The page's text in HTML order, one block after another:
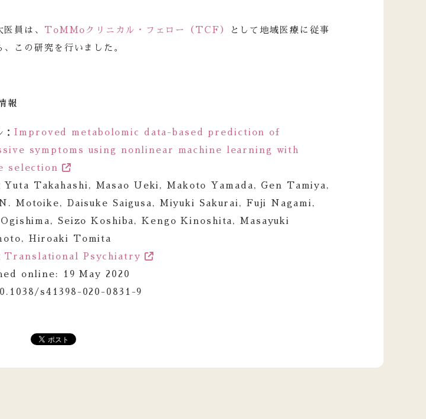
医員は、 ToMMoクリニカル・フェロー（TCF）
として地域医療に従事
、この研究を行いました。
報
：Improved metabolomic data-based prediction of
symptoms using nonlinear machine learning with
selection
Yuta Takahashi, Masao Ueki, Makoto Yamada, Gen Tamiya,
Motoike, Daisuke Saigusa, Miyuki Sakurai, Fuji Nagami,
Seizo Koshiba, Kengo Kinoshita, Masayuki
Hiroaki Tomita
Translational Psychiatry
online: 19 May 2020
s41398-020-0831-9